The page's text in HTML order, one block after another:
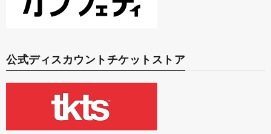
公式ディスカウントチケットストア